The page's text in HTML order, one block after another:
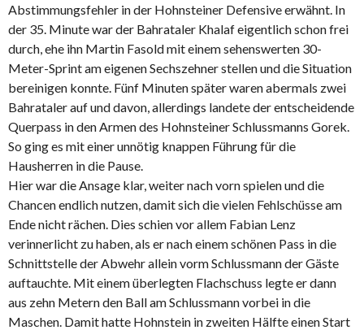
Abstimmungsfehler in der Hohnsteiner Defensive erwähnt. In
der 35. Minute war der Bahrataler Khalaf eigentlich schon frei
durch, ehe ihn Martin Fasold mit einem sehenswerten 30-
Meter-Sprint am eigenen Sechszehner stellen und die Situation
bereinigen konnte. Fünf Minuten später waren abermals zwei
Bahrataler auf und davon, allerdings landete der entscheidende
Querpass in den Armen des Hohnsteiner Schlussmanns Gorek.
So ging es mit einer unnötig knappen Führung für die
Hausherren in die Pause.
Hier war die Ansage klar, weiter nach vorn spielen und die
Chancen endlich nutzen, damit sich die vielen Fehlschüsse am
Ende nicht rächen. Dies schien vor allem Fabian Lenz
verinnerlicht zu haben, als er nach einem schönen Pass in die
Schnittstelle der Abwehr allein vorm Schlussmann der Gäste
auftauchte. Mit einem überlegten Flachschuss legte er dann
aus zehn Metern den Ball am Schlussmann vorbei in die
Maschen. Damit hatte Hohnstein in zweiten Hälfte einen Start